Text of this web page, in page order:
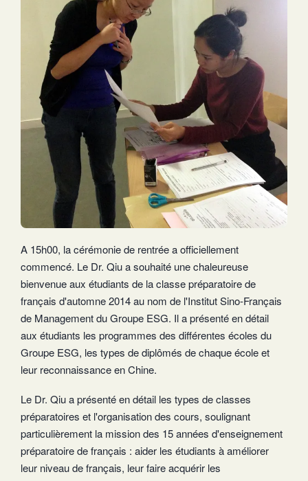
A 15h00, la cérémonie de rentrée a officiellement
commencé. Le Dr. Qiu a souhaité une chaleureuse
bienvenue aux étudiants de la classe préparatoire de
français d'automne 2014 au nom de l'Institut Sino-Français
de Management du Groupe ESG. Il a présenté en détail
aux étudiants les programmes des différentes écoles du
Groupe ESG, les types de diplômés de chaque école et
leur reconnaissance en Chine.
Le Dr. Qiu a présenté en détail les types de classes
préparatoires et l'organisation des cours, soulignant
particulièrement la mission des 15 années d'enseignement
préparatoire de français : aider les étudiants à améliorer
leur niveau de français, leur faire acquérir les